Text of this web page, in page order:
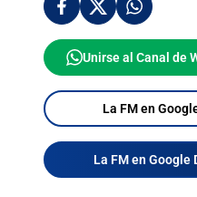
Unirse al Canal de
La FM en
La FM en Google